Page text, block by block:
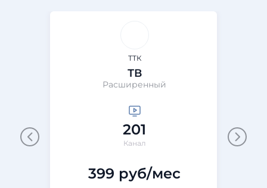
ТТК
ТВ
Расширенный
201
Канал
399 руб/мес